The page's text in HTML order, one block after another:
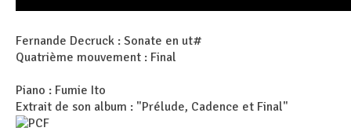
Fernande Decruck : Sonate en ut#
Quatrième mouvement : Final
Piano : Fumie Ito
Extrait de son album : "Prélude, Cadence et Final"